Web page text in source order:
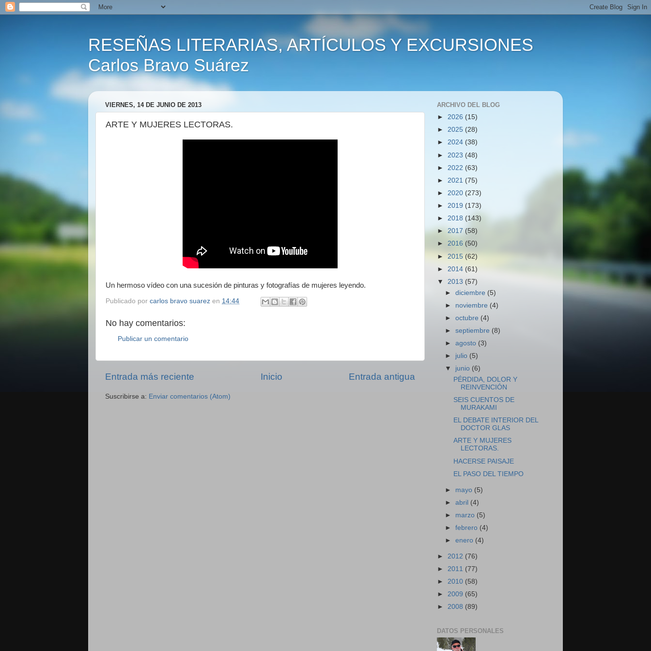
RESEÑAS LITERARIAS, ARTÍCULOS Y EXCURSIONES
Carlos Bravo Suárez
VIERNES, 14 DE JUNIO DE 2013
ARTE Y MUJERES LECTORAS.
Un hermoso vídeo con una sucesión de pinturas y fotografías de mujeres leyendo.
Publicado por carlos bravo suarez en 14:44
No hay comentarios:
Publicar un comentario
Entrada más reciente Entrada antigua
Inicio
Suscribirse a: Enviar comentarios (Atom)
ARCHIVO DEL BLOG
► 2026 (15)
► 2025 (28)
► 2024 (38)
► 2023 (48)
► 2022 (63)
► 2021 (75)
► 2020 (273)
► 2019 (173)
► 2018 (143)
► 2017 (58)
► 2016 (50)
► 2015 (62)
► 2014 (61)
▼ 2013 (57)
►diciembre (5)
► noviembre (4)
►octubre (4)
►septiembre (8)
►agosto (3)
► julio (5)
▼ junio (6)
PÉRDIDA, DOLOR Y
REINVENCIÓN
SEIS CUENTOS DE
MURAKAMI
EL DEBATE INTERIOR DEL
DOCTOR GLAS
ARTE Y MUJERES
LECTORAS.
HACERSE PAISAJE
EL PASO DEL TIEMPO
► mayo (5)
►abril (4)
► marzo (5)
►febrero (4)
►enero (4)
► 2012 (76)
► 2011 (77)
► 2010 (58)
► 2009 (65)
► 2008 (89)
DATOS PERSONALES